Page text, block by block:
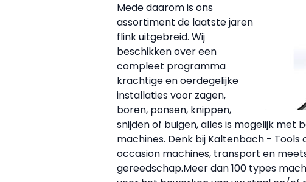
Mede daarom is ons
assortiment de laatste jaren
flink uitgebreid. Wij
beschikken over een
compleet programma
krachtige en oerdegelijke
installaties voor zagen,
boren, ponsen, knippen,
snijden of buigen, alles is mogelijk met
machines. Denk bij Kaltenbach - Tools
occasion machines, transport en
gereedschap.Meer dan 100 types